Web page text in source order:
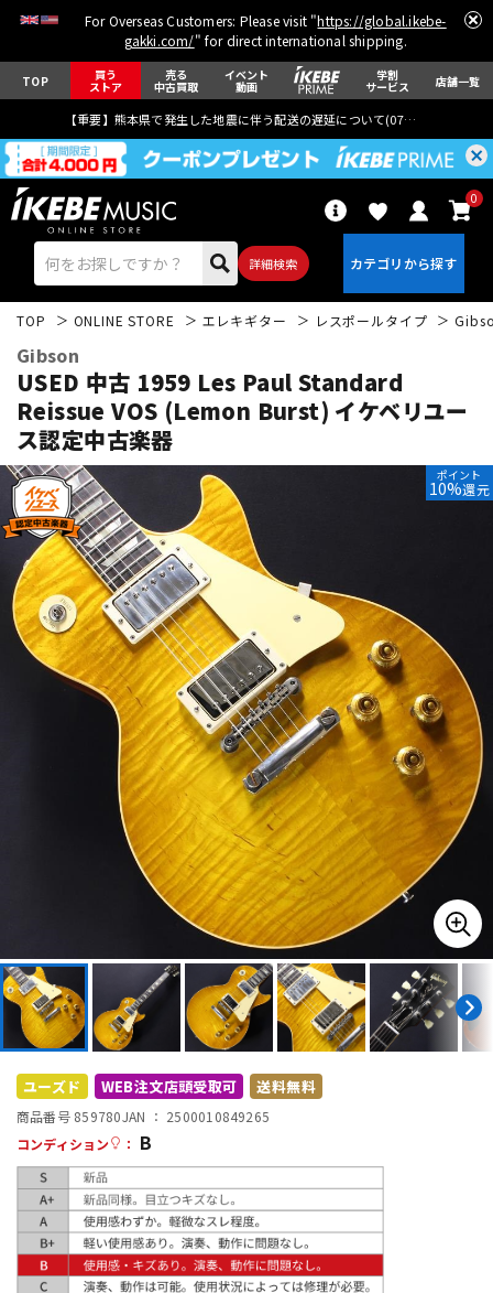
For Overseas Customers: Please visit "https://global.ikebe-
gakki.com/" for direct international shipping.
TOP 買う
ストア
売る
中古買取
イベント
動画
学割
サービス 店舗一覧
【重要】熊本県で発生した地震に伴う配送の遅延について(07月29日
詳細検索
0
エレキギター
ベース
ドラム パーカッション
キーボード 電子ピアノ
管楽器 その他楽器
アンプ エフェクター
DTM
DTM オンライン納品 レコーディング機器
配信/ライブ機器
TOP ONLINE STORE エレキギター レスポールタイプ
Gibson
USED 中古 1959 Les Paul Standard
Reissue VOS (Lemon Burst) イケベリユー
ス認定中古楽器
ポイント
10%還元
ユーズド WEB注文店頭受取可 送料無料
商品番号 859780JAN ： 2500010849265
コンディション
： B